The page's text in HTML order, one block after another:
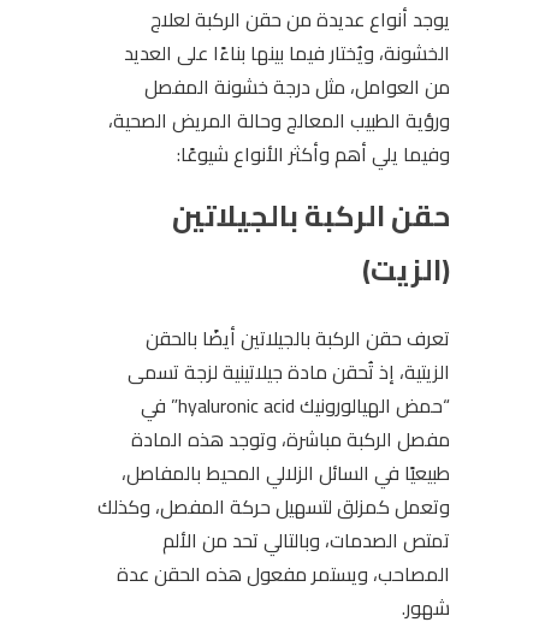
يوجد أنواع عديدة من حقن الركبة لعلاج
الخشونة، ويُختار فيما بينها بناءًا على العديد
من العوامل، مثل درجة خشونة المفصل
ورؤية الطبيب المعالج وحالة المريض الصحية،
وفيما يلي أهم وأكثر الأنواع شيوعًا:
حقن الركبة بالجيلاتين
(الزيت)
تعرف حقن الركبة بالجيلاتين أيضًا بالحقن
الزيتية، إذ تُحقن مادة جيلاتينية لزجة تسمى
“حمض الهيالورونيك hyaluronic acid” في
مفصل الركبة مباشرة، وتوجد هذه المادة
طبيعيًا في السائل الزلالي المحيط بالمفاصل،
وتعمل كمزلق لتسهيل حركة المفصل، وكذلك
تمتص الصدمات، وبالتالي تحد من الألم
المصاحب، ويستمر مفعول هذه الحقن عدة
شهور.